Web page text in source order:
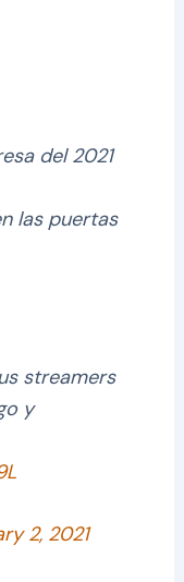
del 2021
las puertas
streamers
y
2, 2021